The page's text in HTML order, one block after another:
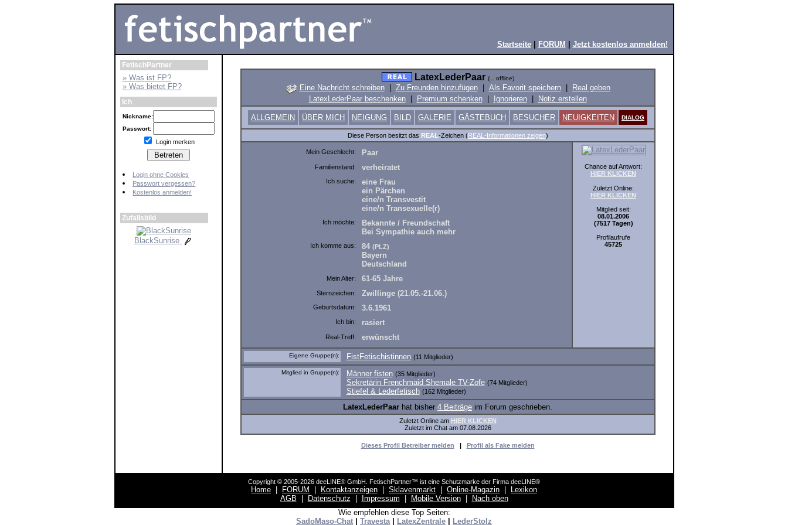
Startseite| FORUM Jetzt kostenlos anmelden!
FetischPartner
» Was ist FP?
» Was bietet FP?
Ich
Nickname:
Passwort:
Login merken
Login ohne Cookies
Passwort vergessen?
Kostenlos anmelden!
Zufallsbild
BlackSunrise
LatexLederPaar ( offline)
Eine Nachricht schreiben| Zu Freunden hinzufügen| Als Favorit speichern|
Real geben
LatexLederPaar beschenken| Premium schenken| Ignorieren| Notiz erstellen
ALLGEMEIN ÜBER MICH NEIGUNG BILD GALERIE GÄSTEBUCH BESUCHER NEUIGKEITEN DIALOG
Diese Person besitzt das REAL -Zeichen (REAL-Informationen zeigen)
Mein Geschlecht: Paar
Familienstand: verheiratet
Ich suche:
eine Frau
ein Pärchen
eine/n Transvestit
eine/n Transexuelle(r)
Ich möchte:
Bekannte / Freundschaft
Bei Sympathie auch mehr
Ich komme aus: 84 (PLZ)
Bayern
Deutschland
Mein Alter: 61-65 Jahre
Sternzeichen: Zwillinge (21.05.-21.06.)
Geburtsdatum: 3.6.1961
Ich bin: rasiert
Real-Treff: erwünscht
Chance auf Antwort:
HIER KLICKEN
Zuletzt Online:
HIER KLICKEN
Mitglied seit:
08.01.2006
(7517 Tagen)
Profilaufrufe
45725
Eigene Gruppe(n): FistFetischistinnen (11 Mitglieder)
Mitglied in Gruppe(n): Männer fisten (35 Mitglieder)
Sekretärin Frenchmaid Shemale TV-Zofe (74 Mitglieder)
Stiefel & Lederfetisch (162 Mitglieder)
LatexLederPaar hat bisher 4 Beiträge im Forum geschrieben.
Zuletzt Online am HIER KLICKEN
Zuletzt im Chat am 07.08.2026
Dieses Profil Betreiber melden | Profil als Fake melden
Copyright © 2005-2026 deeLINE® GmbH. FetischPartner™ ist eine Schutzmarke der Firma deeLINE®
Home FORUM Kontaktanzeigen Sklavenmarkt Online-Magazin
Lexikon
AGB
Datenschutz Impressum Mobile Version|
Nach oben
Wie empfehlen diese Top Seiten:
SadoMaso-Chat
Travesta| LatexZentrale LederStolz